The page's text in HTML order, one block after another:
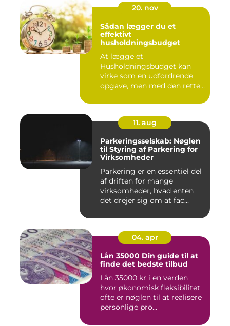
20. nov
Sådan lægger du et
effektivt
husholdningsbudget
At lægge et
Husholdningsbudget kan
virke som en udfordrende
opgave, men med den rette
11. aug
Parkeringsselskab: Nøglen
til Styring af Parkering for
Virksomheder
Parkering er en essentiel del
af driften for mange
virksomheder, hvad enten
det drejer sig om at fac...
04. apr
Lån 35000 Din guide til at
finde det bedste tilbud
Lån 35000 kr i en verden
hvor økonomisk fleksibilitet
ofte er nøglen til at realisere
personlige pro...